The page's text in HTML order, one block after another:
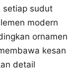
setiap sudut
modern
ornamen
kesan
detail